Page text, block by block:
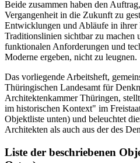
Beide zusammen haben den
Vergangenheit in die Zukunft zu
Entwicklungen und Abläufe in ihrer
Traditionslinien sichtbar zu machen
funktionalen Anforderungen und
Moderne ergeben, nicht zu leugnen.
Das vorliegende Arbeitsheft,
Thüringischen Landesamt für
Architektenkammer Thüringen,
im historischen Kontext" im
Objektliste unten) und beleuchtet
Architekten als auch aus der des
Liste der beschriebenen